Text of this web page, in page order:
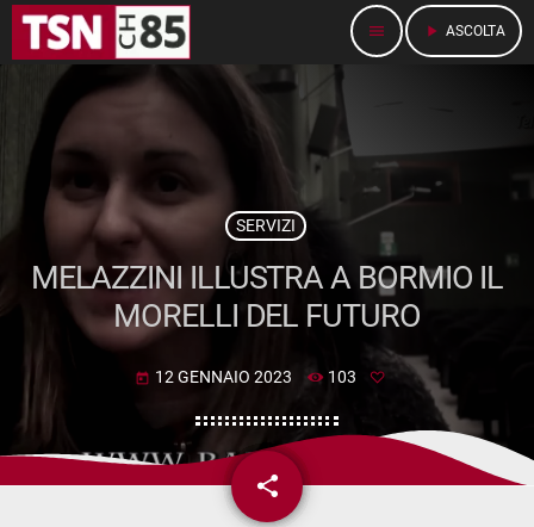
menu play_arrow ASCOLTA
SERVIZI
MELAZZINI ILLUSTRA A BORMIO IL
MORELLI DEL FUTURO
today 12 GENNAIO 2023 103
share
email